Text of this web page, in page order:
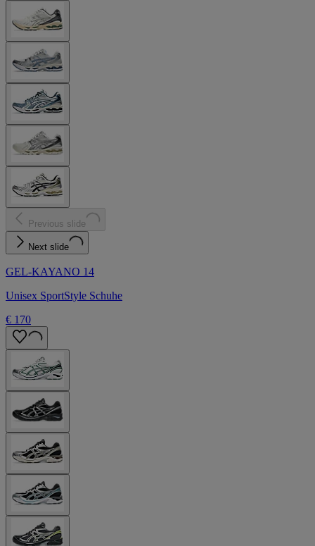
Previous slide
Next slide
GEL-KAYANO 14
Unisex SportStyle Schuhe
€ 170